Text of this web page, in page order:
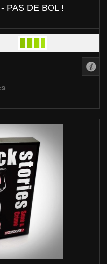
PAS DE BOL !